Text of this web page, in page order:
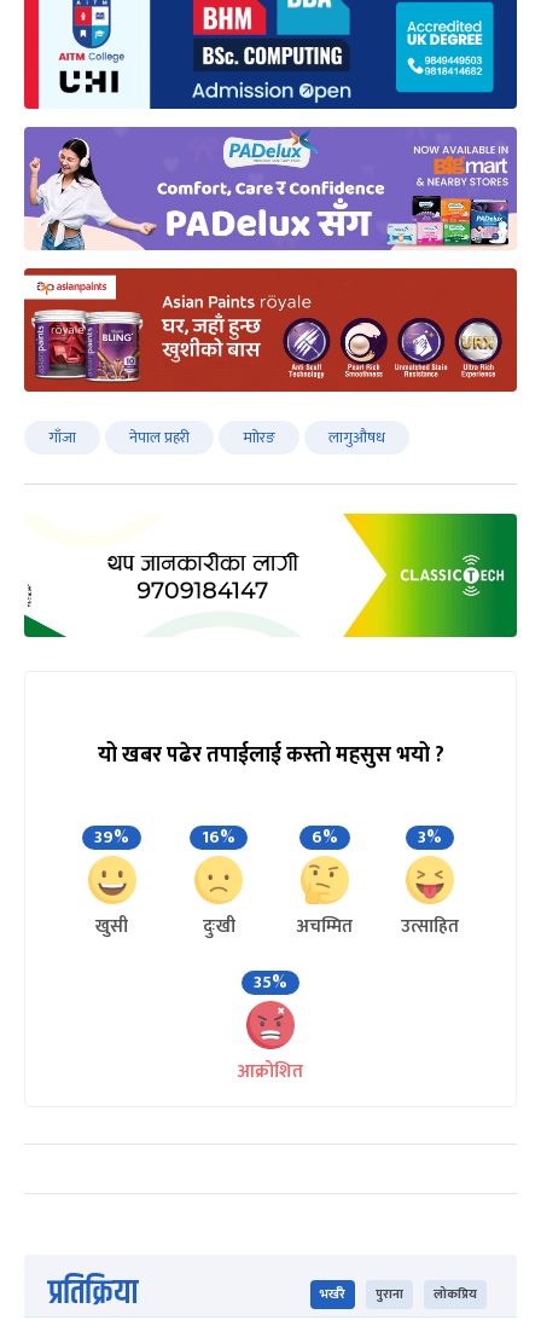
गाँजा नेपाल प्रहरी माोरङ लागुऔषध
यो खबर पढेर तपाईलाई कस्तो महसुस भयो ?
39%
खुसी
16%
दुःखी
6%
अचम्मित
3%
उत्साहित
35%
आक्रोशित
प्रतिक्रिया भर्खरै पुराना लोकप्रिय